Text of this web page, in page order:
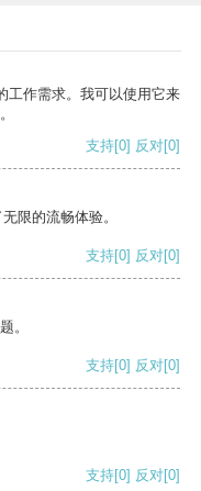
工作需求。我可以使用它来
支持[0] 反对[0]
限的流畅体验。
支持[0] 反对[0]
。
支持[0] 反对[0]
支持[0] 反对[0]